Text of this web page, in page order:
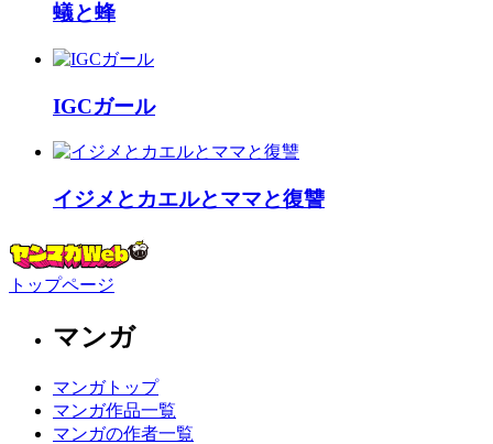
蟻と蜂
IGCガール
イジメとカエルとママと復讐
トップページ
マンガ
マンガトップ
マンガ作品一覧
マンガの作者一覧